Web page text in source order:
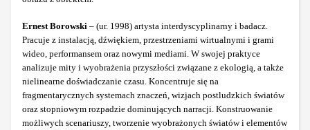
Ernest Borowski – (ur. 1998) artysta interdyscyplinarny i badacz.
Pracuje z instalacją, dźwiękiem, przestrzeniami wirtualnymi i grami
wideo, performansem oraz nowymi mediami. W swojej praktyce
analizuje mity i wyobrażenia przyszłości związane z ekologią, a także
nielinearne doświadczanie czasu. Koncentruje się na
fragmentarycznych systemach znaczeń, wizjach postludzkich światów
oraz stopniowym rozpadzie dominujących narracji. Konstruowanie
możliwych scenariuszy, tworzenie wyobrażonych światów i elementów